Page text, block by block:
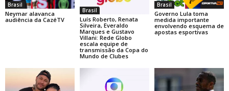
Brasil
Neymar alavanca
audiência da CazéTV
Brasil
Luís Roberto, Renata
Silveira, Everaldo
Marques e Gustavo
Villani: Rede Globo
escala equipe de
transmissão da Copa do
Mundo de Clubes
Brasil
Governo Lula toma
medida importante
envolvendo esquema de
apostas esportivas